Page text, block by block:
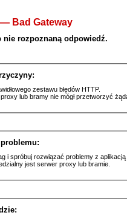
— Bad Gateway
nie rozpoznaną odpowiedź.
zestawu błędów HTTP.
lub bramy nie mógł przetworzyć
i spróbuj rozwiązać problemy z
jest serwer proxy lub bramie.